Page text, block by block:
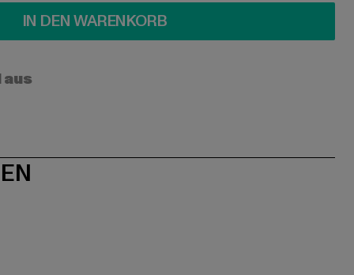
IN DEN WARENKORB